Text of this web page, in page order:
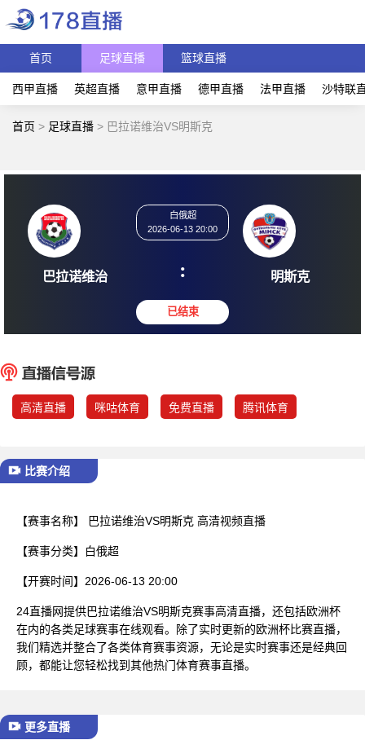
首页 足球直播 篮球直播
西甲直播 英超直播 意甲直播 德甲直播 法甲直播 沙特联
首页 > 足球直播 > 巴拉诺维治VS明斯克
巴拉诺维治
2026-06-13 20:00
: 明
高清直播 咪咕体育 免费直播 腾讯体育
比赛介绍
【赛事名称】 巴拉诺维治VS明斯克 高清视频直播
【赛事分类】 白俄超
【开赛时间】 2026-06-13 20:00
24直播网提供巴拉诺维治VS明斯克赛事高清直播，还包括欧洲杯
在内的各类足球赛事在线观看。除了实时更新的欧洲杯比赛直播，
我们精选并整合了各类体育赛事资源，无论是实时赛事还是经典回
顾，都能让您轻松找到其他热门体育赛事直播。
更多直播